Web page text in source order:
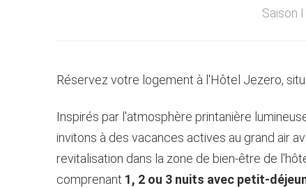
Saison
Réservez votre logement à l'Hôtel Jezero,
Inspirés par l'atmosphère printanière
invitons à des vacances actives au grand air
revitalisation dans la zone de bien-être de
comprenant 1, 2 ou 3 nuits avec petit-